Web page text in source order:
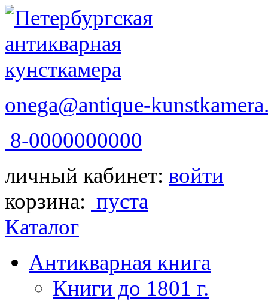
onega@antique-
8-0000000000
личный кабинет: войти
корзина: пуста
Каталог
Антикварная книга
Книги до 1801 г.